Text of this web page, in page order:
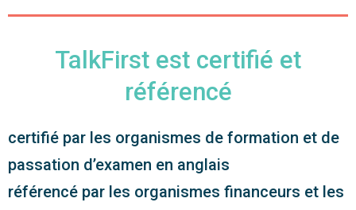
TalkFirst est certifié et
référencé
certifié par les organismes de formation et de
passation d’examen en anglais
référencé par les organismes financeurs et les